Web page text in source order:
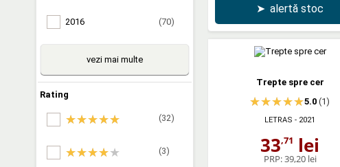
2016 (70)
vezi mai multe
Rating
(32)
(3)
➤ alertă stoc
Trepte spre cer
5.0(1)
LETRAS - 2021
33,71 lei
PRP:39,20 lei